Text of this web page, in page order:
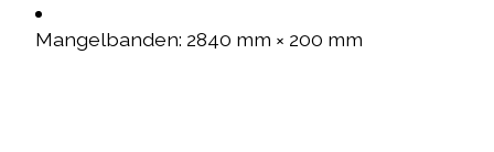
Mangelbanden: 2840 mm × 200 mm